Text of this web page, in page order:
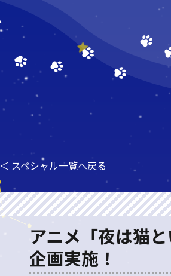
＜ スペシャル一覧へ戻る
アニメ「夜は猫
企画実施！